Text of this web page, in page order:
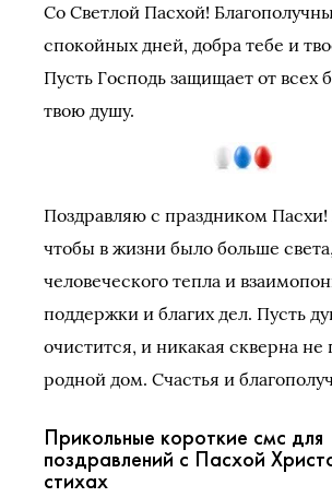
Со Светлой Пасхой!
спокойных дней, добра тебе и
Пусть Господь защищает от всех
твою душу.
Поздравляю с праздником
чтобы в жизни было больше
человеческого тепла и
поддержки и благих дел. Пусть
очистится, и никакая скверна не
родной дом. Счастья и
Прикольные короткие смс для
поздравлений с Пасхой
стихах